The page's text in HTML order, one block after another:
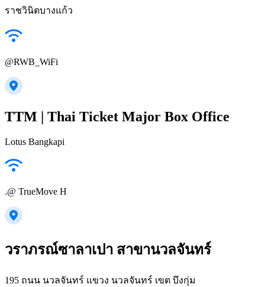
ราชวินิตบางแก้ว
@RWB_WiFi
TTM | Thai Ticket Major Box Office
Lotus Bangkapi
.@ TrueMove H
วราภรณ์ซาลาเปา สาขานวลจันทร์
195 ถนน นวลจันทร์ แขวง นวลจันทร์ เขต บึงกุ่ม